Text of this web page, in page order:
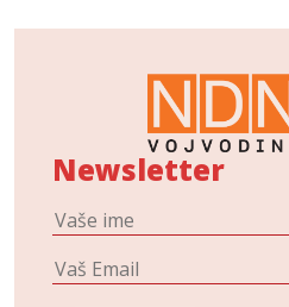
Newsletter